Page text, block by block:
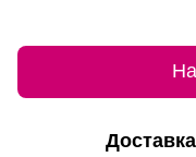
Доставка